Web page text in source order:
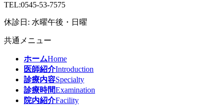
TEL:0545-53-7575
休診日: 水曜午後・日曜
共通メニュー
ホームHome
医師紹介Introduction
診療内容Specialty
診療時間Examination
院内紹介Facility